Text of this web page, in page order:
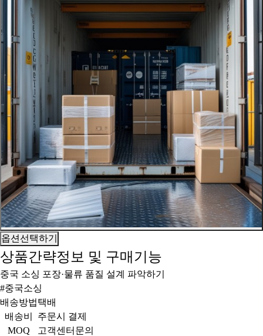
옵션선택하기
상품간략정보 및 구매기능
중국 소싱 포장·물류 품질 설계 파악하기
#중국소싱
배송방법택배
배송비
주문시 결제
MOQ
고객센터문의